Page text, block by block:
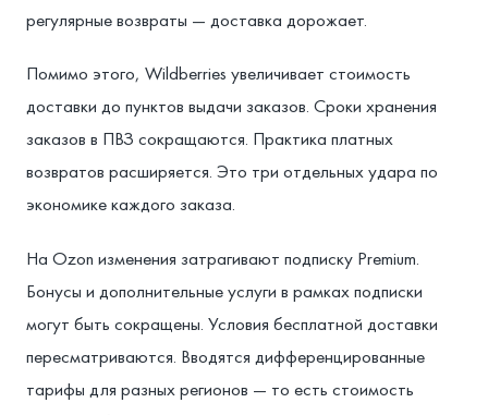
регулярные возвраты — доставка дорожает.
Помимо этого, Wildberries увеличивает стоимость
доставки до пунктов выдачи заказов. Сроки хранения
заказов в ПВЗ сокращаются. Практика платных
возвратов расширяется. Это три отдельных удара по
экономике каждого заказа.
На Ozon изменения затрагивают подписку Premium.
Бонусы и дополнительные услуги в рамках подписки
могут быть сокращены. Условия бесплатной доставки
пересматриваются. Вводятся дифференцированные
тарифы для разных регионов — то есть стоимость